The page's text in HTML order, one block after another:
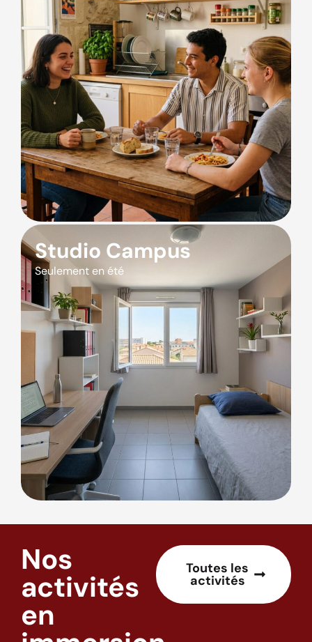
Studio Campus
Seulement en été
Nos
activités
en
Toutes les
activités